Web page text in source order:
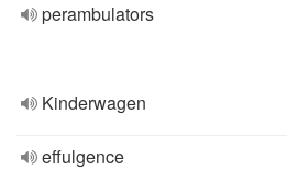
perambulators
Kinderwagen
effulgence